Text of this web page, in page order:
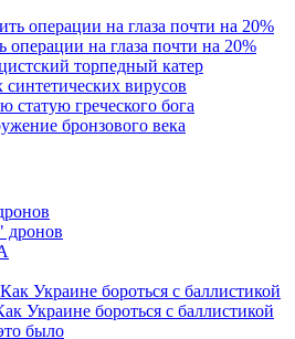
на глаза почти на 20%
торпедный катер
вирусов
греческого бога
бронзового века
дронов
Украине бороться с баллистикой